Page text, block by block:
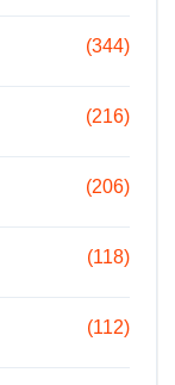
(344)
(216)
(206)
(118)
(112)